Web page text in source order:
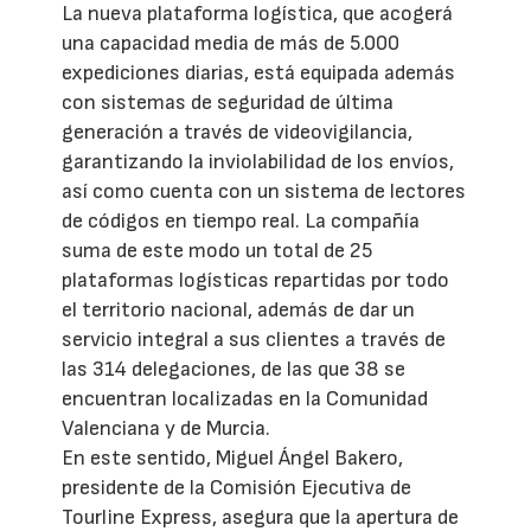
La nueva plataforma logística, que acogerá
una capacidad media de más de 5.000
expediciones diarias, está equipada además
con sistemas de seguridad de última
generación a través de videovigilancia,
garantizando la inviolabilidad de los envíos,
así como cuenta con un sistema de lectores
de códigos en tiempo real. La compañía
suma de este modo un total de 25
plataformas logísticas repartidas por todo
el territorio nacional, además de dar un
servicio integral a sus clientes a través de
las 314 delegaciones, de las que 38 se
encuentran localizadas en la Comunidad
Valenciana y de Murcia.
En este sentido, Miguel Ángel Bakero,
presidente de la Comisión Ejecutiva de
Tourline Express, asegura que la apertura de